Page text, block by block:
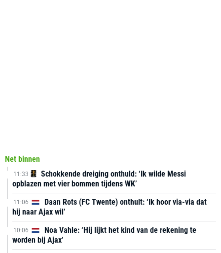
Net binnen
11:33
Schokkende dreiging onthuld: ‘Ik wilde Messi
opblazen met vier bommen tijdens WK’
11:06
Daan Rots (FC Twente) onthult: ‘Ik hoor via-via dat
hij naar Ajax wil’
10:06
Noa Vahle: ‘Hij lijkt het kind van de rekening te
worden bij Ajax’